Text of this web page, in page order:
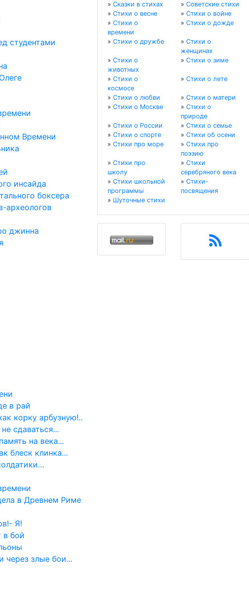
студентами
Времени
инсайда
боксера
археологов
джинна
в рай
корку арбузную!..
сдаваться...
на века...
блеск клинка...
в Древнем Риме
Я!
в бой
через злые бои...
» Сказки в стихах » Советские стихи
» Стихи о весне » Стихи о войне
» Стихи о
времени
» Стихи о дожде
» Стихи о дружбе » Стихи о
женщинах
» Стихи о
животных
» Стихи о зиме
» Стихи о
космосе
» Стихи о лете
» Стихи о любви » Стихи о матери
» Стихи о Москве » Стихи о
природе
» Стихи о России » Стихи о семье
» Стихи о спорте » Стихи об осени
» Стихи про море » Стихи про
поэзию
» Стихи про
школу
» Стихи
серебряного века
» Стихи школьной
программы
» Стихи-
посвящения
» Шуточные стихи